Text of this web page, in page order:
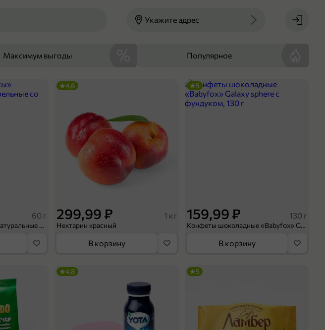
Укажите адрес
Максимум выгоды Популярное
60 г
Чипсы «PRO-Чипсы» натуральные картофельные со вкусом краба, 60 г
299,99 ₽ 1 кг
Нектарин красный
4,6
В корзину
159,99 ₽ 130 г
Конфеты шоколадные «Babyfox» Galaxy sphere с фундуком, 130 г
5
В корзину
4,8 5